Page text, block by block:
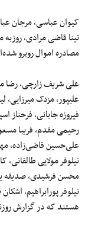
کیوان عباسی، مرجان
تینا قاضی مرادی،
مصادره اموال روبرو
علی شریف زارچی، رضا
علیپور، مزدک میرزایی،
فیروزه جابانی،
رحیمی مقدم، فریبا
علی‌حسین قاضی‌زاده،
نیلوفر مولایی طالقانی،
محسن فرشیدی، صدیقه
نیلوفر پورابراهیم،
هستند که در گزارش